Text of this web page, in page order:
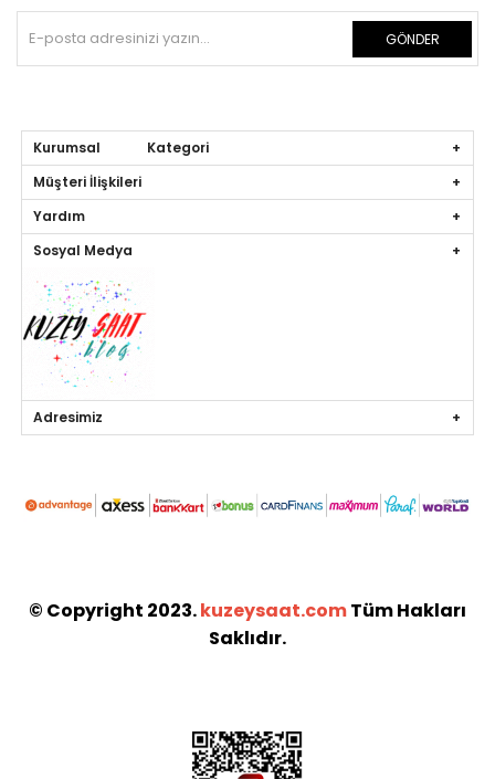
GÖNDER
Kurumsal Kategori
Müşteri İlişkileri
Yardım
Sosyal Medya
Adresimiz
© Copyright 2023.kuzeysaat.comTüm Hakları
Saklıdır.